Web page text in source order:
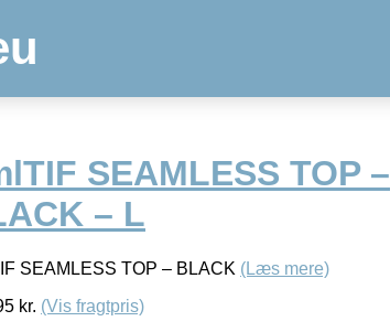
SEAMLESS TOP –
– L
SEAMLESS TOP – BLACK (Læs mere)
kr. (Vis fragtpris)